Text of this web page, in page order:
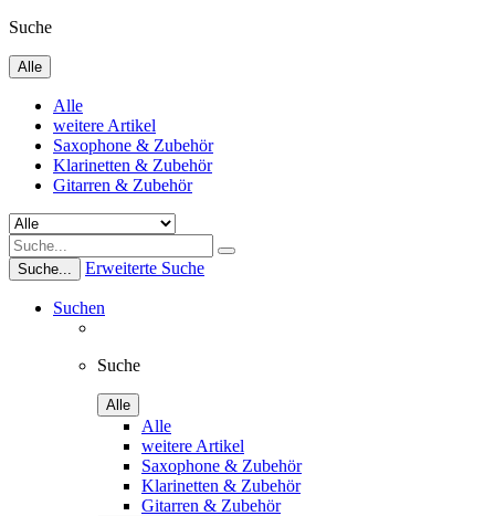
Suche
Alle
Alle
weitere Artikel
Saxophone & Zubehör
Klarinetten & Zubehör
Gitarren & Zubehör
Suche... Erweiterte Suche
Suchen
Suche
Alle
Alle
weitere Artikel
Saxophone & Zubehör
Klarinetten & Zubehör
Gitarren & Zubehör